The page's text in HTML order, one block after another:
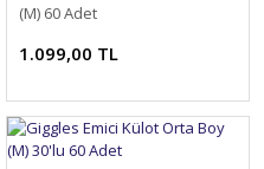
(M) 60 Adet
1.099,00 TL